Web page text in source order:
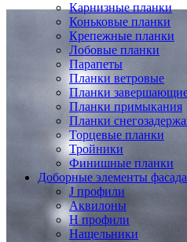
Карнизные планки
Коньковые планки
Крепежные планки
Лобовые планки
Парапеты
Планки ветровые
Планки
Планки примыкания
Планки
Торцевые планки
Тройники
Финишные планки
Доборные элементы фасада
J профили
Аквилоны
Н профили
Нащельники